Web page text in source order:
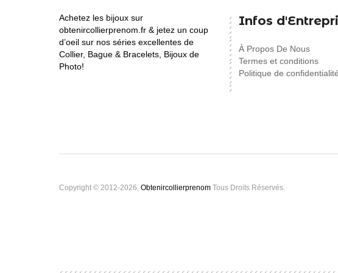
Achetez les bijoux sur
obtenircollierprenom.fr & jetez un coup
d’oeil sur nos séries excellentes de
Collier, Bague & Bracelets, Bijoux de
Photo!
Infos
À Propos De Nous
Termes et conditions
Politique de confidentialité
Copyright © 2012-2026, Obtenircollierprenom Tous Droits Réservés.